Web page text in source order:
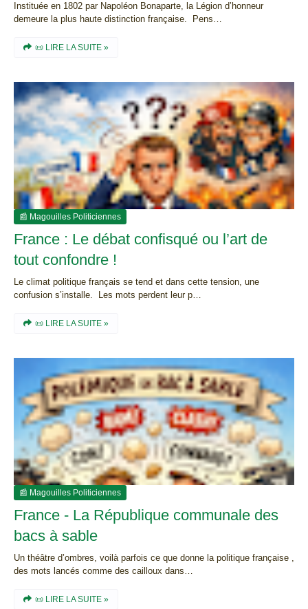
Instituée en 1802 par Napoléon Bonaparte, la Légion d’honneur
demeure la plus haute distinction française. Pens…
📜 LIRE LA SUITE »
📰 Magouilles Politiciennes
France : Le débat confisqué ou l’art de
tout confondre !
Le climat politique français se tend et dans cette tension, une
confusion s’installe. Les mots perdent leur p…
📜 LIRE LA SUITE »
📰 Magouilles Politiciennes
France - La République communale des
bacs à sable
Un théâtre d’ombres, voilà parfois ce que donne la politique française ,
des mots lancés comme des cailloux dans…
📜 LIRE LA SUITE »